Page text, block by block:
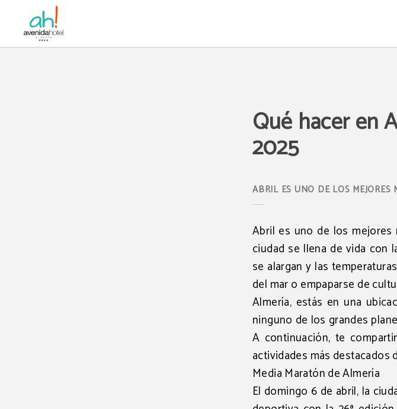
Qué Hacer En Almería En Abril 2025 del Avenida Hotel en Almería. Web Oficial.
Qué hacer en
2025
ABRIL ES UNO DE LOS MEJORES
Abril es uno de los mejores
ciudad se llena de vida con
se alargan y las
del mar o empaparse de
Almería, estás en una
ninguno de los grandes
A continuación, te
actividades más destacados
Media Maratón de Almería
El domingo 6 de abril, la